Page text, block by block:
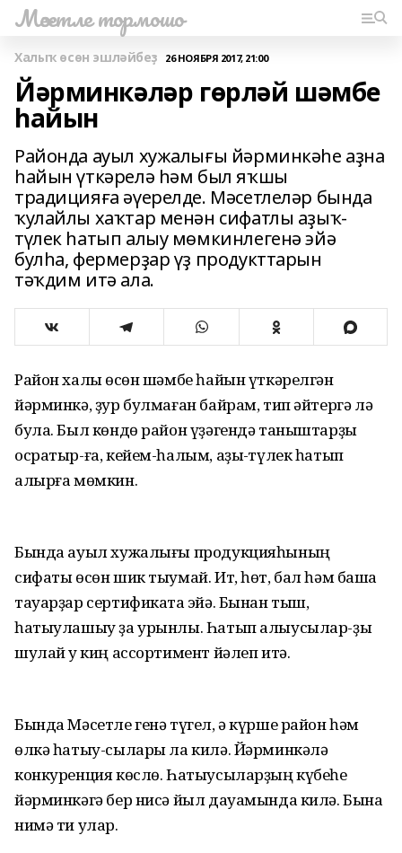
Мәсетле тормошо
Халыҡ өсөн эшләйбеҙ 26 НОЯБРЯ 2017, 21:00
Йәрминкәләр гөрләй шәмбе
һайын
Районда ауыл хужалығы йәрминкәһе аҙна
һайын үткәрелә һәм был яҡшы
традицияға әүерелде. Мәсетлеләр бында
ҡулайлы хаҡтар менән сифатлы аҙыҡ-
түлек һатып алыу мөмкинлегенә эйә
булһа, фермерҙар үҙ продукттарын
тәҡдим итә ала.
Район халҡы өсөн шәмбе һайын үткәрелгән
йәрминкә, ҙур булмаған байрам, тип әйтергә лә
була. Был көндө район үҙәгендә таныштарҙы
осратыр-ға, кейем-һалым, аҙыҡ-түлек һатып
алырға мөмкин.
Бында ауыл хужалығы продукцияһының
сифаты өсөн шик тыумай. Ит, һөт, бал һәм башҡа
тауарҙар сертификатҡа эйә. Бынан тыш,
һатыулашыу ҙа урынлы. Һатып алыусылар-ҙы
шулай уҡ киң ассортимент йәлеп итә.
Бында Мәсетле генә түгел, ә күрше район һәм
өлкә һатыу-сылары ла килә. Йәрминкәлә
конкуренция көслө. Һатыусыларҙың күбеһе
йәрминкәгә бер нисә йыл дауамында килә. Бына
нимә ти улар.